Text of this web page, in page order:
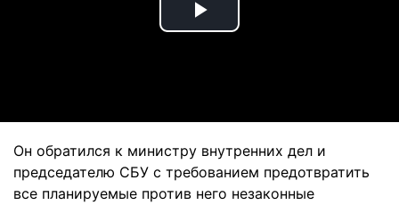
Play
Он обратился к министру внутренних дел и
председателю СБУ с требованием предотвратить
все планируемые против него незаконные